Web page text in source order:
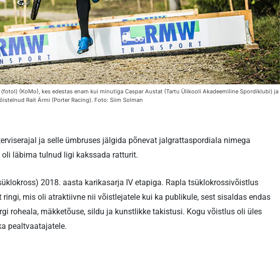
(KoMo), kes edestas enam kui minutiga Caspar Austat (Tartu Ülikooli Akadeemiline Spordiklubi) ja
Rait Ärmi (Porter Racing). Foto: Siim Solman
ja selle ümbruses jälgida põnevat jalgrattaspordiala nimega
läbima tulnud ligi kakssada ratturit.
2018. aasta karikasarja IV etapiga. Rapla tsüklokrossivõistlus
ringi, mis oli atraktiivne nii võistlejatele kui ka publikule, sest sisaldas endas
roheala, mäkketõuse, sildu ja kunstlikke takistusi. Kogu võistlus oli üles
pealtvaatajatele.